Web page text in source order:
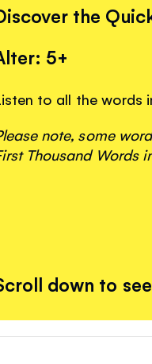
the
5+
to all the words
note, some
Thousand Words
down to